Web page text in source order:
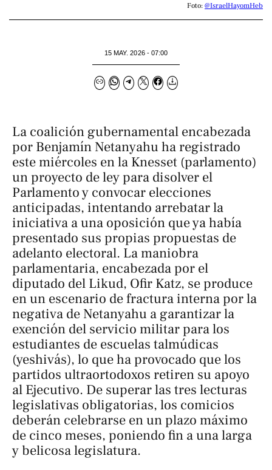
Foto: @IsraelHayomHeb
15 MAY. 2026 - 07:00
La coalición gubernamental encabezada
por Benjamín Netanyahu ha registrado
este miércoles en la Knesset (parlamento)
un proyecto de ley para disolver el
Parlamento y convocar elecciones
anticipadas, intentando arrebatar la
iniciativa a una oposición que ya había
presentado sus propias propuestas de
adelanto electoral. La maniobra
parlamentaria, encabezada por el
diputado del Likud, Ofir Katz, se produce
en un escenario de fractura interna por la
negativa de Netanyahu a garantizar la
exención del servicio militar para los
estudiantes de escuelas talmúdicas
(yeshivás), lo que ha provocado que los
partidos ultraortodoxos retiren su apoyo
al Ejecutivo. De superar las tres lecturas
legislativas obligatorias, los comicios
deberán celebrarse en un plazo máximo
de cinco meses, poniendo fin a una larga
y belicosa legislatura.